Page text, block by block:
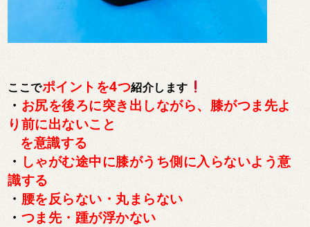
ここでポイントを4つ紹介します
・ お尻を後ろに突き出しながら、膝がつま先よ
り前に出ないこと
を意識する
・ しゃがむ途中に膝がうち側に入らないよう意
識する
・ 腰を反らない・丸まらない
・ つま先・踵が浮かない